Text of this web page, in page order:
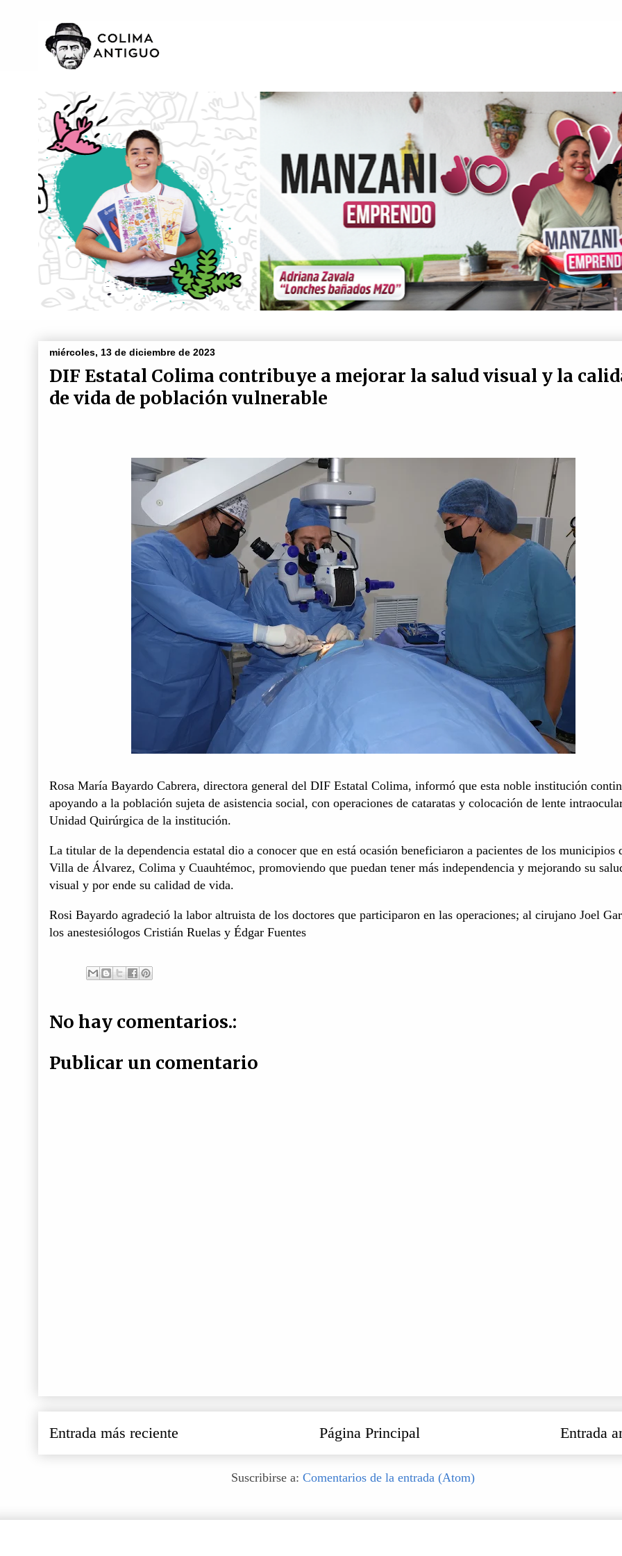
miércoles, 13 de diciembre de 2023
DIF Estatal Colima contribuye a mejorar la salud visual y la
de vida de población vulnerable
Rosa María Bayardo Cabrera, directora general del DIF Estatal Colima, informó que esta noble institución
apoyando a la población sujeta de asistencia social, con operaciones de cataratas y colocación de lente
Unidad Quirúrgica de la institución.
La titular de la dependencia estatal dio a conocer que en está ocasión beneficiaron a pacientes de los municipios
Villa de Álvarez, Colima y Cuauhtémoc, promoviendo que puedan tener más independencia y mejorando su
visual y por ende su calidad de vida.
Rosi Bayardo agradeció la labor altruista de los doctores que participaron en las operaciones; al cirujano Joel
los anestesiólogos Cristián Ruelas y Édgar Fuentes
No hay comentarios.:
Publicar un comentario
Entrada más reciente Entrada
Página Principal
Suscribirse a: Comentarios de la entrada (Atom)